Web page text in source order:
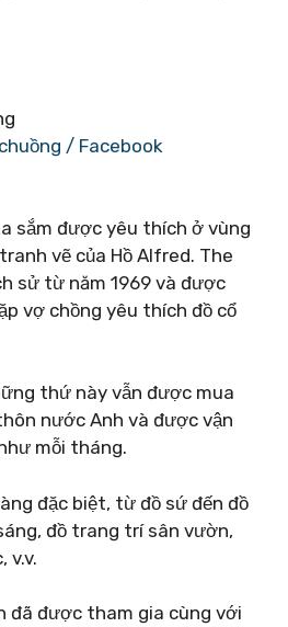
/ Facebook
sắm được yêu thích ở vùng
vẽ của Hồ Alfred. The
sử từ năm 1969 và được
vợ chồng yêu thích đồ cổ
thứ này vẫn được mua
nước Anh và được vận
mỗi tháng.
đặc biệt, từ đồ sứ đến đồ
đồ trang trí sân vườn,
v.v.
đã được tham gia cùng với